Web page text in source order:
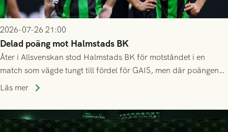
2026-07-26 21:00
Delad poäng mot Halmstads BK
Åter i Allsvenskan stod Halmstads BK för motståndet i en
match som vägde tungt till fördel för GAIS, men där poängen
delades efter dramatik på tilläggstid.
Läs mer